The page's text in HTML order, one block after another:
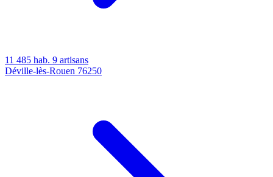
11 485 hab. 9 artisans
Déville-lès-Rouen 76250